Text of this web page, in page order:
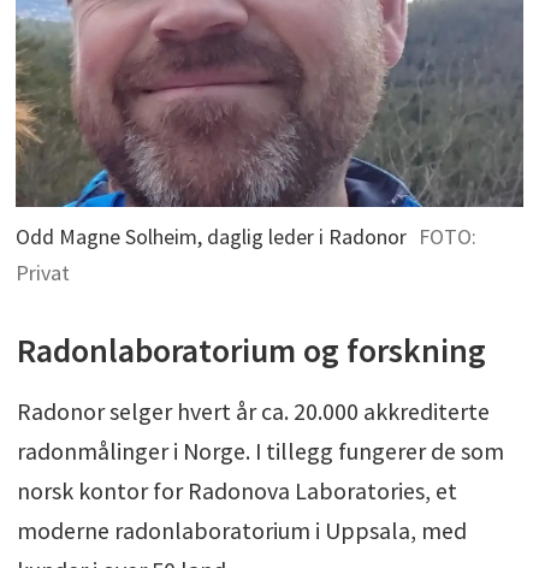
Odd Magne Solheim, daglig leder i Radonor FOTO:
Privat
Radonlaboratorium og forskning
Radonor selger hvert år ca. 20.000 akkrediterte
radonmålinger i Norge. I tillegg fungerer de som
norsk kontor for Radonova Laboratories, et
moderne radonlaboratorium i Uppsala, med